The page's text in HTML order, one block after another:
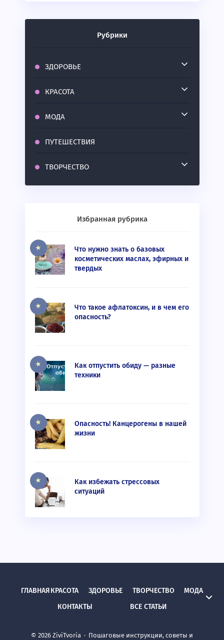
Рубрики
ЗДОРОВЬЕ
КРАСОТА
МОДА
ПУТЕШЕСТВИЯ
ТВОРЧЕСТВО
Избранная рубрика
Что нужно знать о базовых
косметических маслах, эфирных и
твердых
Что такое афлатоксин, и в чем его
опасность?
Как отпустить обиду — разные
техники
Опасность! Канцерогены в нашей
жизни
Как избежать стрессовых
ситуаций
ГЛАВНАЯКРАСОТА ЗДОРОВЬЕ ТВОРЧЕСТВО
МОДА
КОНТАКТЫ
ВСЕ СТАТЬИ
© 2026 ZiviTvoria · Пошаговые инструкции, советы и